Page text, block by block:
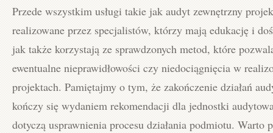
Przede wszystkim usługi takie jak audyt zewnętrzny
realizowane przez specjalistów, którzy mają edukację i
jak także korzystają ze sprawdzonych metod, które
ewentualne nieprawidłowości czy niedociągnięcia w
projektach. Pamiętajmy o tym, że zakończenie działań
kończy się wydaniem rekomendacji dla jednostki
dotyczą usprawnienia procesu działania podmiotu. Warto